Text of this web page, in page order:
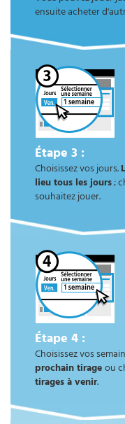
ensuite acheter
Étape 3 :
Choisissez vos jours.
lieu tous les jours;
souhaitez jouer.
Étape 4 :
Choisissez vos
prochain tirageou
tirages à venir.